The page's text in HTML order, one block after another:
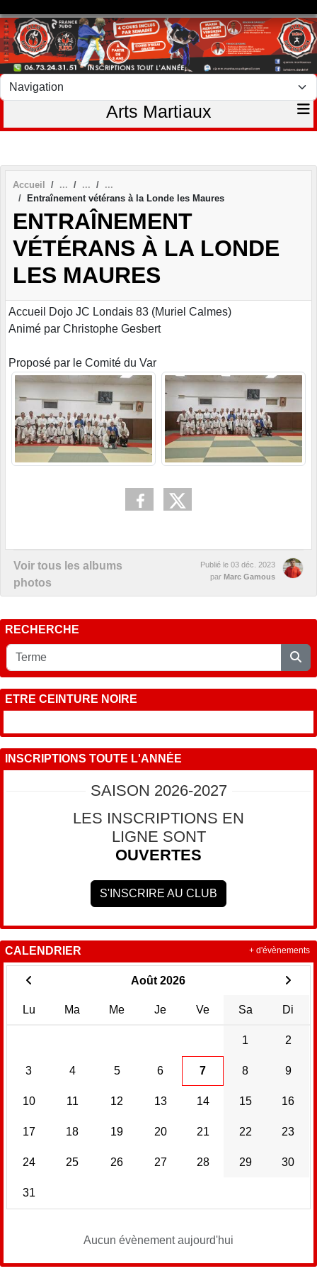
Arts Martiaux
Accueil
Entraînement vétérans à la Londe les Maures
ENTRAÎNEMENT
VÉTÉRANS À LA LONDE
LES MAURES
Accueil Dojo JC Londais 83 (Muriel Calmes)
Animé par Christophe Gesbert
Proposé par le Comité du Var
Voir tous les albums
photos
Publié le 03 déc. 2023
par Marc Gamous
RECHERCHE
ETRE CEINTURE NOIRE
INSCRIPTIONS TOUTE L'ANNÉE
SAISON 2026-2027
LES INSCRIPTIONS EN
LIGNE SONT
OUVERTES
S'INSCRIRE AU CLUB
CALENDRIER
Août 2026
Lu Ma Me Je Ve Sa Di
1 2
3 4 5 6 7 8 9
10 11 12 13 14 15 16
17 18 19 20 21 22 23
24 25 26 27 28 29 30
31
Aucun évènement aujourd'hui
+ d'évènements